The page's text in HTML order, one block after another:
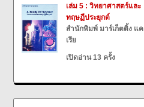
เล่ม 5 : วิทยาศาสตร์และ
ทฤษฏีประยุกต์
สำนักพิมพ์ มาร์เก็ตติ้ง แค
เรีย
เปิดอ่าน 13 ครั้ง